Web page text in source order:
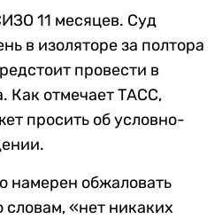
11 месяцев. Суд
в изоляторе за полтора
провести в
Как отмечает ТАСС,
просить об условно-
намерен обжаловать
«нет никаких